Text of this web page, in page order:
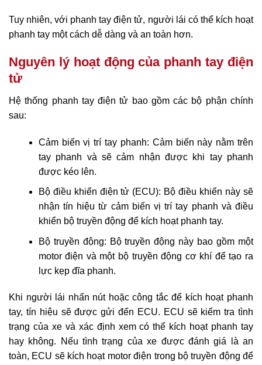
Tuy nhiên, với phanh tay điện tử, người lái có thể kích hoạt
phanh tay một cách dễ dàng và an toàn hơn.
Nguyên lý hoạt động của phanh tay điện
tử
Hệ thống phanh tay điện tử bao gồm các bộ phận chính
sau:
Cảm biến vị trí tay phanh: Cảm biến này nằm trên
tay phanh và sẽ cảm nhận được khi tay phanh
được kéo lên.
Bộ điều khiển điện tử (ECU): Bộ điều khiển này sẽ
nhận tín hiệu từ cảm biến vị trí tay phanh và điều
khiển bộ truyền động để kích hoạt phanh tay.
Bộ truyền động: Bộ truyền động này bao gồm một
motor điện và một bộ truyền động cơ khí để tạo ra
lực kẹp đĩa phanh.
Khi người lái nhấn nút hoặc công tắc để kích hoạt phanh
tay, tín hiệu sẽ được gửi đến ECU. ECU sẽ kiểm tra tình
trạng của xe và xác định xem có thể kích hoạt phanh tay
hay không. Nếu tình trạng của xe được đánh giá là an
toàn, ECU sẽ kích hoạt motor điện trong bộ truyền động để